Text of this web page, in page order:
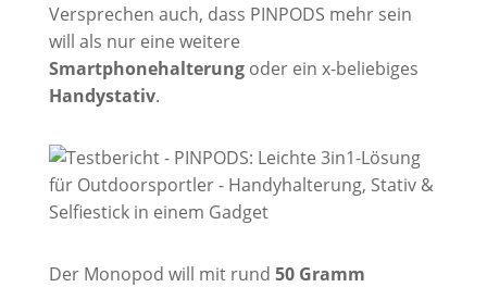
Versprechen auch, dass PINPODS mehr sein
will als nur eine weitere
Smartphonehalterungoder ein x-beliebiges
Handystativ.
Der Monopod will mit rund 50 Gramm